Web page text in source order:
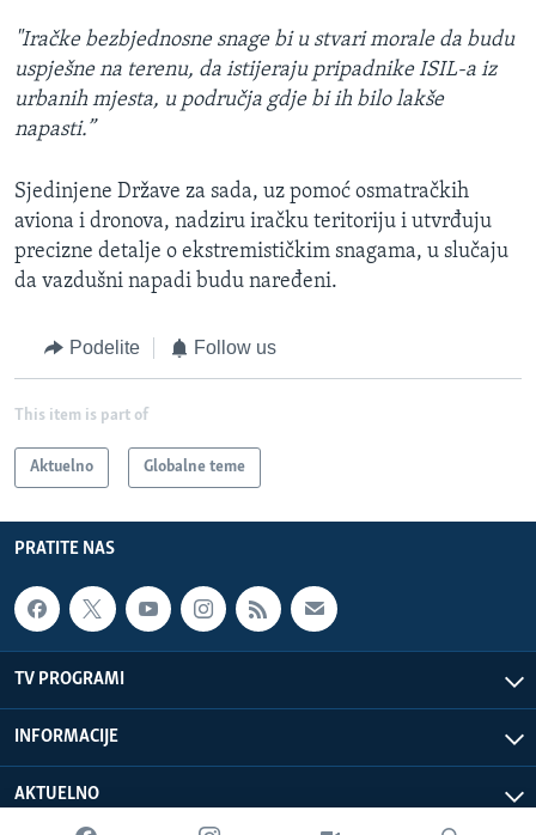
"Iračke bezbjednosne snage bi u stvari morale da budu
uspješne na terenu, da istijeraju pripadnike ISIL-a iz
urbanih mjesta, u područja gdje bi ih bilo lakše
napasti.”
Sjedinjene Države za sada, uz pomoć osmatračkih
aviona i dronova, nadziru iračku teritoriju i utvrđuju
precizne detalje o ekstremističkim snagama, u slučaju
da vazdušni napadi budu naređeni.
Podelite Follow us
This item is part of
Aktuelno Globalne teme
PRATITE NAS
TV PROGRAMI
INFORMACIJE
AKTUELNO